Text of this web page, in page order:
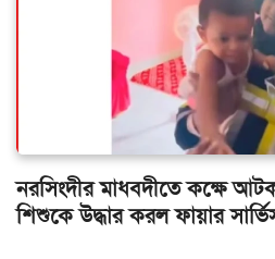
নরসিংদীর মাধবদীতে কক্ষে
শিশুকে উদ্ধার করল ফায়ার